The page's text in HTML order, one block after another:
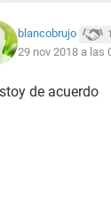
blancobrujo
29 nov 2018 a las
de acuerdo